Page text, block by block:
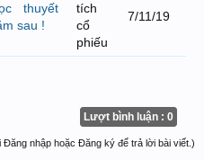
thuyết
sau !
tích
cổ
phiếu
7/11/19
Lượt bình luận : 0
Đăng nhập hoặc Đăng ký để trả lời bài viết.)